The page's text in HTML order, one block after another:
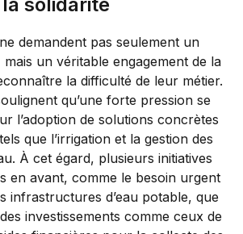
demandent pas seulement un
un véritable engagement de la
la difficulté de leur métier.
qu’une forte pression se
l’adoption de solutions concrètes
que l’irrigation et la gestion des
À cet égard, plusieurs initiatives
en avant, comme le besoin urgent
infrastructures d’eau potable, que
investissements comme ceux de